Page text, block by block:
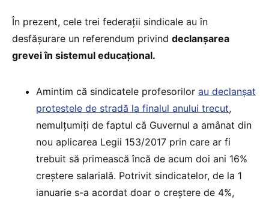
În prezent, cele trei federații sindicale au în
desfășurare un referendum privind declanșarea
grevei în sistemul educațional.
Amintim că sindicatele profesorilor au declanșat
protestele de stradă la finalul anului trecut,
nemulțumiți de faptul că Guvernul a amânat din
nou aplicarea Legii 153/2017 prin care ar fi
trebuit să primească încă de acum doi ani 16%
creștere salarială. Potrivit sindicatelor, de la 1
ianuarie s-a acordat doar o creștere de 4%,